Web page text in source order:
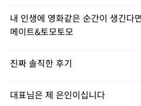
내 인생에 영화같은 순간이 생긴다
메이트&토모토모
진짜 솔직한 후기
대표님은 제 은인이십니다